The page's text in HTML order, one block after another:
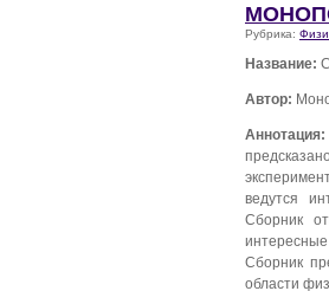
Рубрика:
Название:
Автор:
Аннотация:
ведутся
Сборник
интересные
Сборник
области